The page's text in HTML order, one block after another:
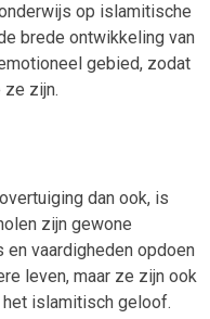
op islamitische
brede ontwikkeling van
gebied, zodat
zijn.
dan ook, is
zijn gewone
vaardigheden opdoen
leven, maar ze zijn ook
islamitisch geloof.